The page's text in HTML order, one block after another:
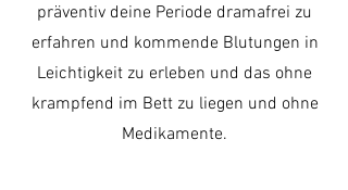
präventiv deine Periode dramafrei zu
erfahren und kommende Blutungen in
Leichtigkeit zu erleben und das ohne
krampfend im Bett zu liegen und ohne
Medikamente.